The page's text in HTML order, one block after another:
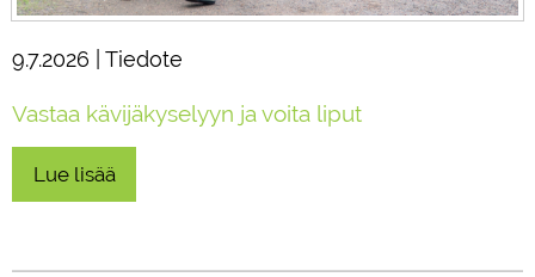
9.7.2026 | Tiedote
Vastaa kävijäkyselyyn ja voita liput
Lue lisää